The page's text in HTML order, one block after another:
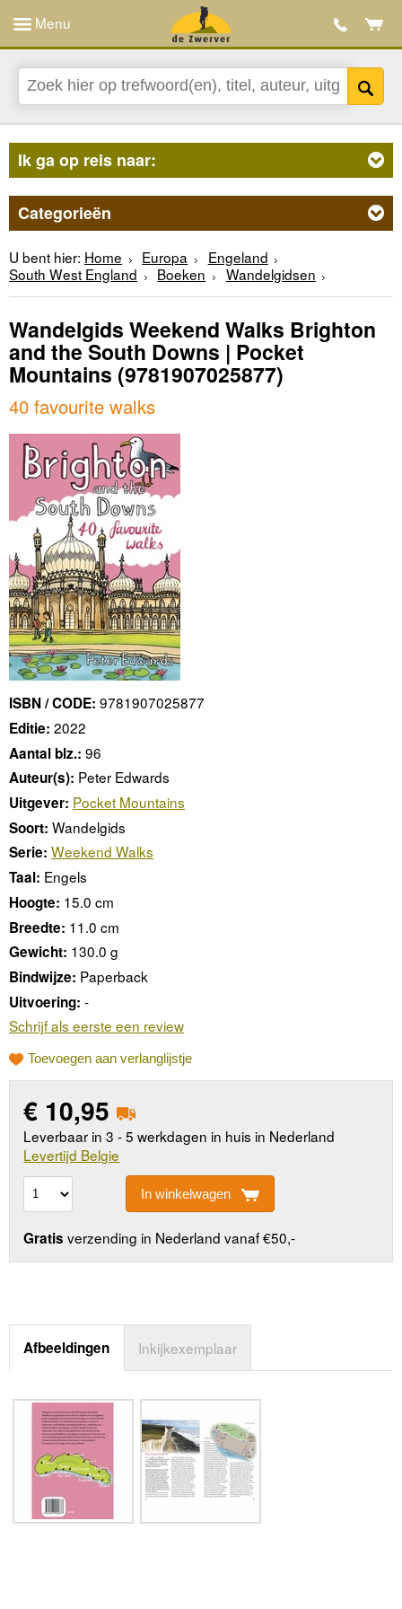
Menu
Ik ga op reis naar:
Categorieën
U bent hier: Home Europa
Engeland
South West England
Boeken Wandelgidsen
Wandelgids Weekend Walks Brighton
and the South Downs | Pocket
Mountains (9781907025877)
40 favourite walks
ISBN / CODE: 9781907025877
Editie: 2022
Aantal blz.: 96
Auteur(s): Peter Edwards
Uitgever: Pocket Mountains
Soort: Wandelgids
Serie: Weekend Walks
Taal: Engels
Hoogte: 15.0 cm
Breedte: 11.0 cm
Gewicht: 130.0 g
Bindwijze: Paperback
Uitvoering: -
Schrijf als eerste een review
Toevoegen aan verlanglijstje
€ 10,95
Leverbaar in 3 - 5 werkdagen in huis in Nederland
Levertijd Belgie
In winkelwagen
Gratis verzending in Nederland vanaf €50,-
Afbeeldingen Inkijkexemplaar